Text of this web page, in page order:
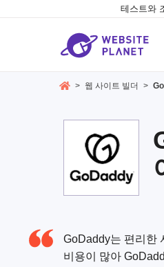
테스트와
> 웹 사이트 빌더 >
GoDaddy는 편리한
비용이 많아